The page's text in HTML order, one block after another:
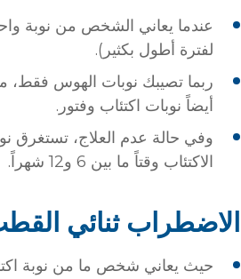
عندما يعاني الشخص من نوبة
لفترة أطول بكثير).
ربما تصيبك نوبات الهوس فقط،
أيضاً نوبات اكتئاب وفتور.
الاكتئاب وقتاً ما بين 6 و12 شهراً.
الاضطراب ثنائي
حيث يعاني شخص ما من نوبة